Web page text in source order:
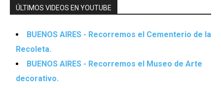
ÚLTIMOS VIDEOS EN YOUTUBE
BUENOS AIRES - Recorremos el Cementerio de la
Recoleta.
BUENOS AIRES - Recorremos el Museo de Arte
decorativo.